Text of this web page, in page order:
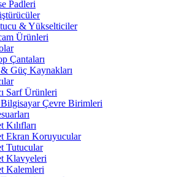
Padleri
& Yükselticiler
Ürünleri
Çantaları
Güç Kaynakları
Sarf Ürünleri
Çevre Birimleri
Kılıfları
Ekran Koruyucular
Tutucular
Klavyeleri
Kalemleri